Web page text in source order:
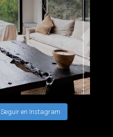
Seguir en Instagram